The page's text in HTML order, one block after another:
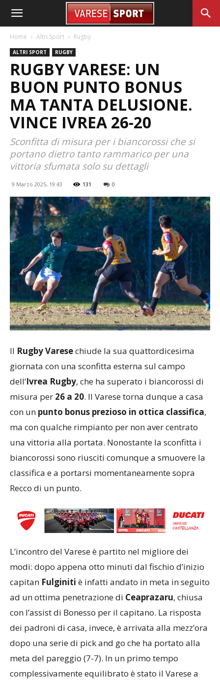
Home Altri Sport Rugby
ALTRI SPORT RUGBY
RUGBY VARESE: UN
BUON PUNTO BONUS
MA TANTA DELUSIONE.
VINCE IVREA 26-20
Sconfitta di misura per i biancorossi che si
portano dietro tanto rammarico per una
vittoria sfumata solo su dettagli
9 Marzo 2025, 19:43 131 0
Il Rugby Varesechiude la sua quattordicesima
giornata con una sconfitta esterna sul campo
dell’Ivrea Rugby, che ha superato i biancorossi di
misura per 26 a 20. Il Varese torna dunque a casa
con un punto bonus prezioso in ottica classifica,
ma con qualche rimpianto per non aver centrato
una vittoria alla portata. Nonostante la sconfitta i
biancorossi sono riusciti comunque a smuovere la
classifica e a portarsi momentaneamente sopra
Recco di un punto.
L’incontro del Varese è partito nel migliore dei
modi: dopo appena otto minuti dal fischio d’inizio
capitan Fulginiti è infatti andato in meta in seguito
ad un ottima penetrazione di Ceaprazaru, chiusa
con l’assist di Bonesso per il capitano. La risposta
dei padroni di casa, invece, è arrivata alla mezz’ora
dopo una serie di pick and go che ha portato alla
meta del pareggio (7-7). In un primo tempo
complessivamente equilibrato è stato il Varese a